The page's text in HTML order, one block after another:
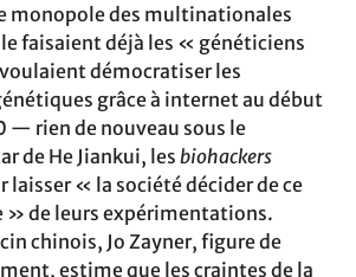
monopole des multinationales
faisaient déjà les « généticiens
démocratiser les
grâce à internet au début
— rien de nouveau sous le
de He Jiankui, lesbiohackers
« la société décider de ce
» de leurs expérimentations.
chinois, Jo Zayner, figure de
estime que les craintes de la